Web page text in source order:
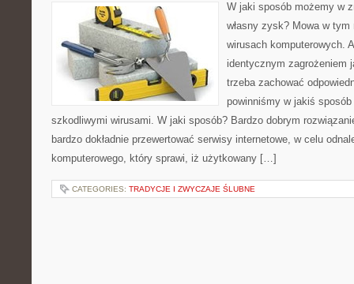
W jaki sposób możemy w
własny zysk? Mowa w
wirusach komputerowych.
identycznym zagrożeniem
trzeba zachować
powinniśmy w jakiś
szkodliwymi wirusami. W jaki sposób? Bardzo dobrym
bardzo dokładnie przewertować serwisy internetowe, w celu
komputerowego, który sprawi, iż użytkowany […]
CATEGORIES: TRADYCJE I ZWYCZAJE ŚLUBNE